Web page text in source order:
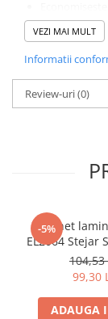
cherestea
Un cămin
Descoperiți
spații comerciale
formulă
sistemul de
traiul sănătos
VEZI MAI MULT
Informatii
Review-uri(0)
-5%
Parchet
EL2064 Stejar
10 mm, 4V,
104,53
99,30
ADAUGA